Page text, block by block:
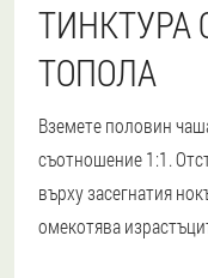
ТИНКТУРА
ТОПОЛА
Вземете половин
съотношение 1:1.
върху засегнатия
омекотява